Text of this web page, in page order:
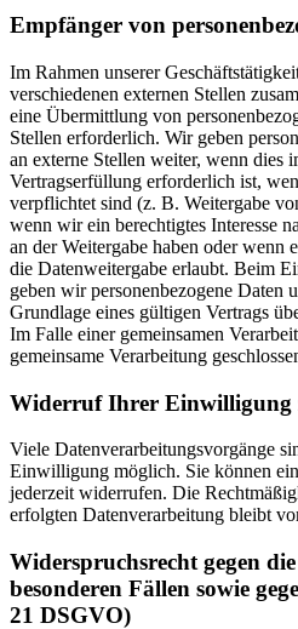
Empfänger von
Im Rahmen unserer
verschiedenen externen Stellen
eine Übermittlung von
Stellen erforderlich. Wir geben
an externe Stellen weiter, wenn dies
Vertragserfüllung erforderlich ist,
verpflichtet sind (z. B. Weitergabe
wenn wir ein berechtigtes Interesse
an der Weitergabe haben oder wenn
die Datenweitergabe erlaubt. Beim
geben wir personenbezogene Daten
Grundlage eines gültigen Vertrags
Im Falle einer gemeinsamen
gemeinsame Verarbeitung
Widerruf Ihrer Einwilligung
Viele Datenverarbeitungsvorgänge
Einwilligung möglich. Sie können
jederzeit widerrufen. Die
erfolgten Datenverarbeitung bleibt
Widerspruchsrecht gegen
besonderen Fällen sowie
21 DSGVO)